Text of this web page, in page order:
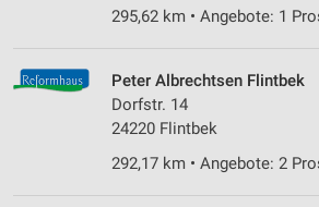
295,62 km • Angebote: 1
Peter Albrechtsen Flintbek
Dorfstr. 14
24220 Flintbek
292,17 km • Angebote: 2